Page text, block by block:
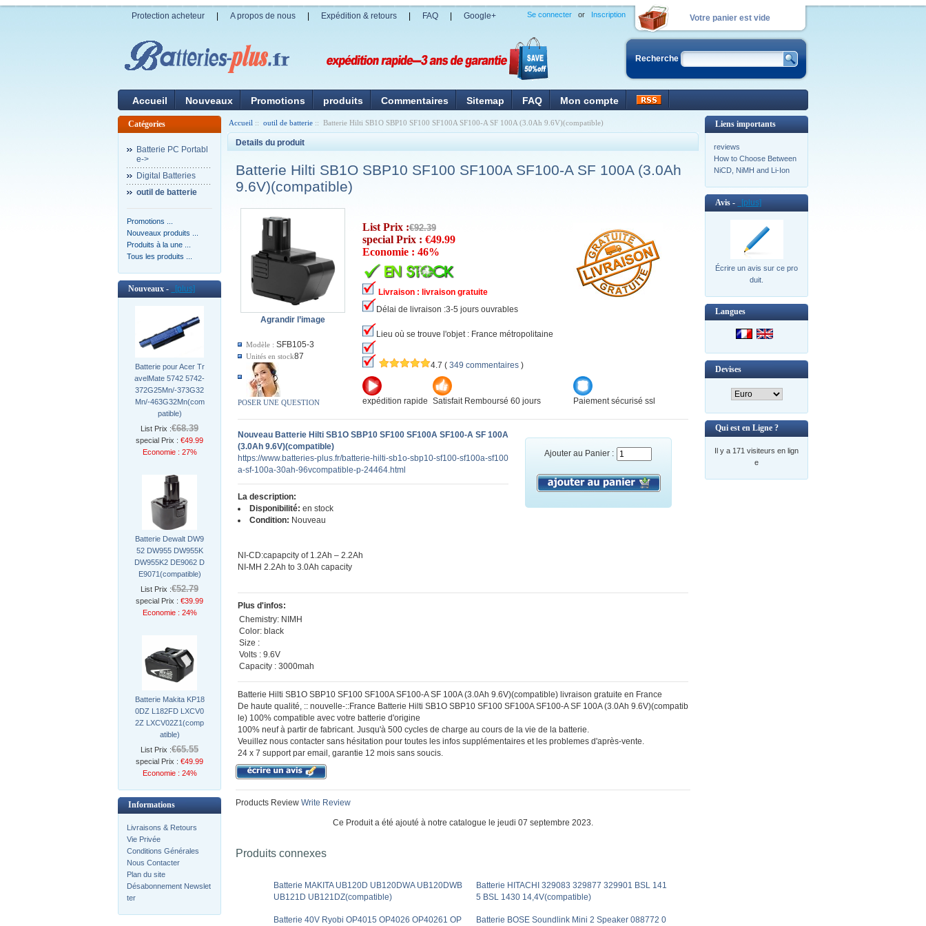
Protection acheteur A propos de nous Expédition & retours FAQ Google+ Votre panier est vide
Se connecter or Inscription
Recherche
Accueil Nouveaux Promotions produits Commentaires Sitemap FAQ Mon compte
Catégories
Batterie PC Portabl
e->
Digital Batteries
outil de batterie
Promotions ...
Nouveaux produits ...
Produits à la une ...
Tous les produits ...
Nouveaux - [plus]
Batterie pour Acer Tr
avelMate 5742 5742-
372G25Mn/-373G32
Mn/-463G32Mn(com
patible)
List Prix :€68.39
special Prix : €49.99
Economie : 27%
Batterie Dewalt DW9
52 DW955 DW955K
DW955K2 DE9062 D
E9071(compatible)
List Prix :€52.79
special Prix : €39.99
Economie : 24%
Batterie Makita KP18
0DZ L182FD LXCV0
2Z LXCV02Z1(comp
atible)
List Prix :€65.55
special Prix : €49.99
Economie : 24%
Informations
Livraisons & Retours
Vie Privée
Conditions Générales
Nous Contacter
Plan du site
Désabonnement Newslet
ter
Accueil :: outil de batterie :: Batterie Hilti SB1O SBP10 SF100 SF100A SF100-A SF 100A (3.0Ah 9.6V)(compatible)
Details du produit
Batterie Hilti SB1O SBP10 SF100 SF100A SF100-A SF 100A (3.0Ah
9.6V)(compatible)
Agrandir l’image
Modèle : SFB105-3
Unités en stock87
POSER UNE QUESTION
List Prix :€92.39
special Prix : €49.99
Economie : 46%
Livraison : livraison gratuite
Délai de livraison :3-5 jours ouvrables
Lieu où se trouve l'objet : France métropolitaine
4.7 ( 349 commentaires )
expédition rapide Satisfait Remboursé 60 jours Paiement sécurisé ssl
Ajouter au Panier :
Nouveau Batterie Hilti SB1O SBP10 SF100 SF100A SF100-A SF 100A
(3.0Ah 9.6V)(compatible)
https://www.batteries-plus.fr/batterie-hilti-sb1o-sbp10-sf100-sf100a-sf100
a-sf-100a-30ah-96vcompatible-p-24464.html
La description:
Disponibilité: en stock
Condition: Nouveau
NI-CD:capapcity of 1.2Ah – 2.2Ah
NI-MH 2.2Ah to 3.0Ah capacity
Plus d'infos:
Chemistry: NIMH
Color: black
Size :
Volts : 9.6V
Capacity : 3000mah
Batterie Hilti SB1O SBP10 SF100 SF100A SF100-A SF 100A (3.0Ah 9.6V)(compatible) livraison gratuite en France
De haute qualité, :: nouvelle-::France Batterie Hilti SB1O SBP10 SF100 SF100A SF100-A SF 100A (3.0Ah 9.6V)(compatib
le) 100% compatible avec votre batterie d'origine
100% neuf à partir de fabricant. Jusqu'à 500 cycles de charge au cours de la vie de la batterie.
Veuillez nous contacter sans hésitation pour toutes les infos supplémentaires et les problemes d'après-vente.
24 x 7 support par email, garantie 12 mois sans soucis.
Products Review Write Review
Ce Produit a été ajouté à notre catalogue le jeudi 07 septembre 2023.
Produits connexes
Batterie MAKITA UB120D UB120DWA UB120DWB
UB121D UB121DZ(compatible)
Batterie HITACHI 329083 329877 329901 BSL 141
5 BSL 1430 14,4V(compatible)
Batterie 40V Ryobi OP4015 OP4026 OP40261 OP Batterie BOSE Soundlink Mini 2 Speaker 088772 0
Liens importants
reviews
How to Choose Between
NiCD, NiMH and Li-Ion
Avis - [plus]
Écrire un avis sur ce pro
duit.
Langues
Devises
Qui est en Ligne ?
Il y a 171 visiteurs en lign
e